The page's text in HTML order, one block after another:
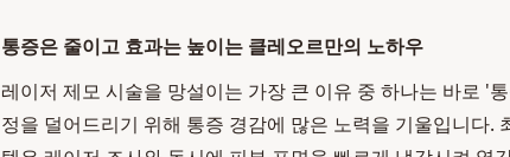
통증은 줄이고 효과는 높이는 클레오르만의 노하우
레이저 제모 시술을 망설이는 가장 큰 이유 중 하나는 바로 '
정을 덜어드리기 위해 통증 경감에 많은 노력을 기울입니다.